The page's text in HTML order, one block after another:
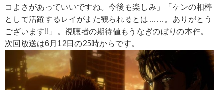
コよさがあっていいですね。今後も楽しみ」「ケンの相棒
として活躍するレイがまた観られるとは……。ありがとう
ございます!!」。視聴者の期待値もうなぎのぼりの本作。
次回放送は6月12日の25時からです。